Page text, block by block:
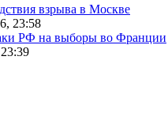
взрыва в Москве
23:58
РФ на выборы во Франции